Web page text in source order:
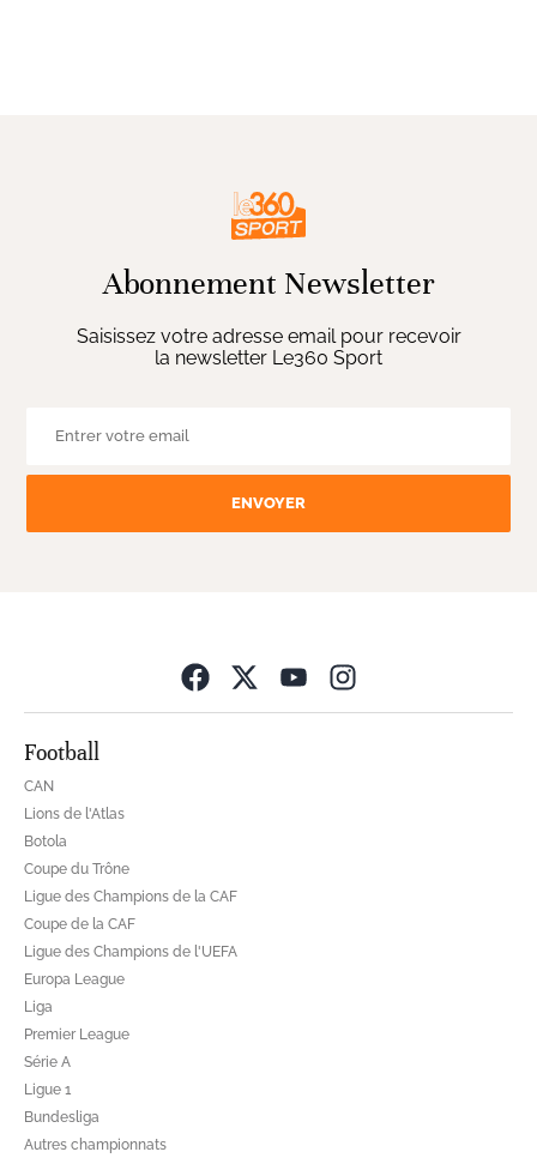
Abonnement Newsletter
Saisissez votre adresse email pour recevoir
la newsletter Le360 Sport
ENVOYER
Football
CAN
Lions de l'Atlas
Botola
Coupe du Trône
Ligue des Champions de la CAF
Coupe de la CAF
Ligue des Champions de l'UEFA
Europa League
Liga
Premier League
Série A
Ligue 1
Bundesliga
Autres championnats